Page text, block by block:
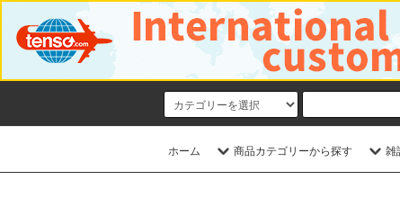
ホーム 商品カテゴリーから探す 雑